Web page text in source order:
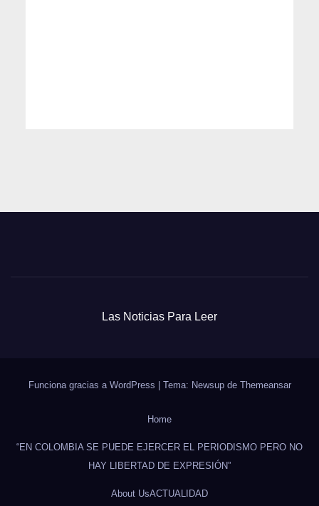
Las Noticias Para Leer
Funciona gracias a WordPress Tema: Newsup de Themeansar
Home
“EN COLOMBIA SE PUEDE EJERCER EL PERIODISMO PERO NO
HAY LIBERTAD DE EXPRESIÓN”
About UsACTUALIDAD